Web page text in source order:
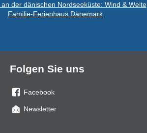
der dänischen Nordseeküste: Wind & Weite
Familie-Ferienhaus Dänemark
Folgen Sie uns
Sie
uns
Facebook
Newsletter